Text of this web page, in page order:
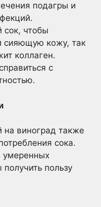
подагры и
сок, чтобы
сияющую кожу, так
коллаген.
с
виноград также
сока.
умеренных
пользу